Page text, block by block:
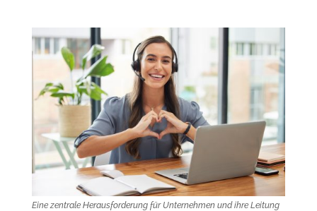
Eine zentrale Herausforderung für Unternehmen und ihre Leitung